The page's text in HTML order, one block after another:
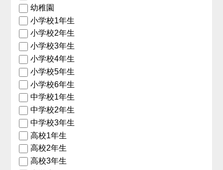
幼稚園
小学校1年生
小学校2年生
小学校3年生
小学校4年生
小学校5年生
小学校6年生
中学校1年生
中学校2年生
中学校3年生
高校1年生
高校2年生
高校3年生